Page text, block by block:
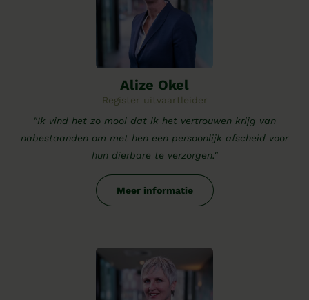
Alize Okel
Register uitvaartleider
"Ik vind het zo mooi dat ik het vertrouwen krijg van
nabestaanden om met hen een persoonlijk afscheid voor
hun dierbare te verzorgen."
Meer informatie